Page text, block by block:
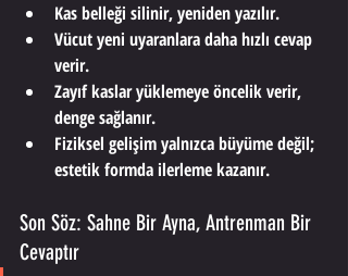
Kas belleği silinir, yeniden yazılır.
Vücut yeni uyaranlara daha hızlı cevap
verir.
Zayıf kaslar yüklemeye öncelik verir,
denge sağlanır.
Fiziksel gelişim yalnızca büyüme değil;
estetik formda ilerleme kazanır.
Son Söz: Sahne Bir Ayna, Antrenman Bir
Cevaptır